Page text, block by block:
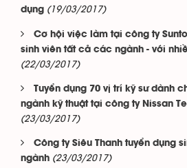
dụng (19/03/2017)
Cơ hội việc làm tại công ty
sinh viên tất cả các ngành - với
(22/03/2017)
Tuyển dụng 70 vị trí kỹ sư dành
ngành kỹ thuật tại công ty Nissan
(23/03/2017)
Công ty Siêu Thanh tuyển dụng
ngành (23/03/2017)